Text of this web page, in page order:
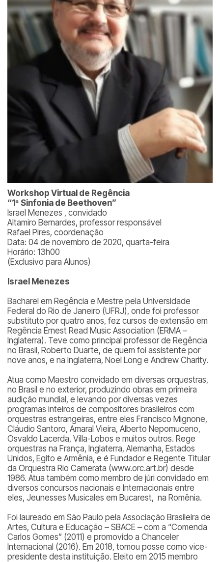
Workshop Virtual de Regência
“1ª Sinfonia de Beethoven”
Israel Menezes , convidado
Altamiro Bernardes, professor responsável
Rafael Pires, coordenação
Data: 04 de novembro de 2020, quarta-feira
Horário: 13h00
(Exclusivo para Alunos)
Israel Menezes
Bacharel em Regência e Mestre pela Universidade
Federal do Rio de Janeiro (UFRJ), onde foi professor
substituto por quatro anos, fez cursos de extensão em
Regência Ernest Read Music Association (ERMA –
Inglaterra). Teve como principal professor de Regência
no Brasil, Roberto Duarte, de quem foi assistente por
nove anos, e na Inglaterra, Noel Long e Andrew Charity.
Atua como Maestro convidado em diversas orquestras,
no Brasil e no exterior, produzindo obras em primeira
audição mundial, e levando por diversas vezes
programas inteiros de compositores brasileiros com
orquestras estrangeiras, entre eles Francisco Mignone,
Cláudio Santoro, Amaral Vieira, Alberto Nepomuceno,
Osvaldo Lacerda, Villa-Lobos e muitos outros. Rege
orquestras na França, Inglaterra, Alemanha, Estados
Unidos, Egito e Armênia, e é Fundador e Regente Titular
da Orquestra Rio Camerata (www.orc.art.br) desde
1986. Atua também como membro de júri convidado em
diversos concursos nacionais e Internacionais entre
eles, Jeunesses Musicales em Bucarest, na Romênia.
Foi laureado em São Paulo pela Associação Brasileira de
Artes, Cultura e Educação – SBACE – com a “Comenda
Carlos Gomes” (2011) e promovido a Chanceler
Internacional (2016). Em 2018, tomou posse como vice-
presidente desta instituição. Eleito em 2015 membro